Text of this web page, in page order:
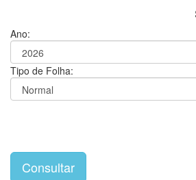
Ano:
Tipo de Folha: